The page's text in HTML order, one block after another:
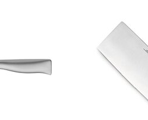
Набор ножей 3
WMF